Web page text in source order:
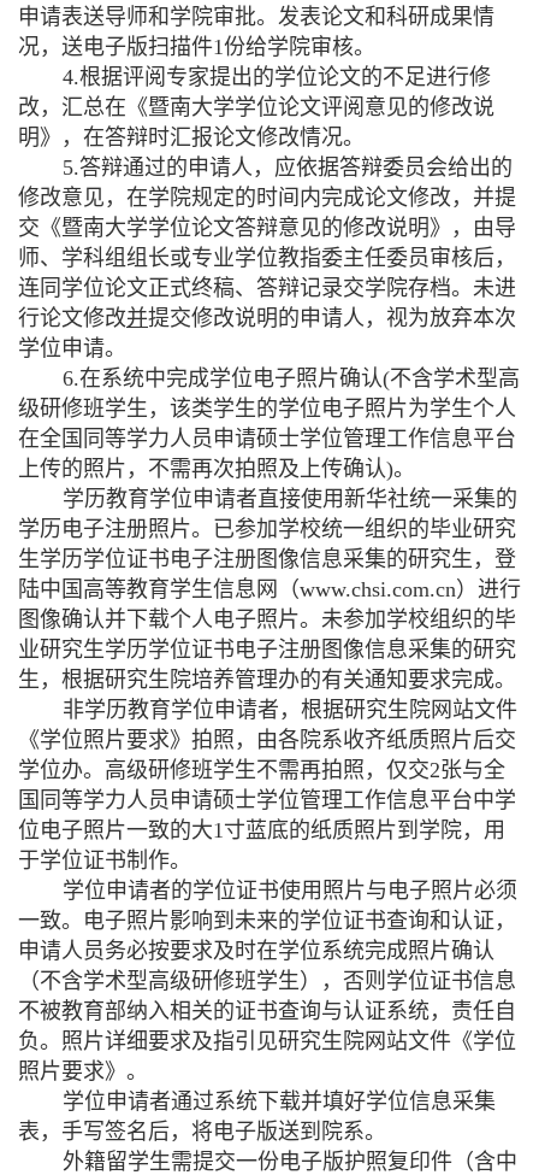
申请表送导师和学院审批。发表论文和科研成果情
况，送电子版扫描件1份给学院审核。
4.根据评阅专家提出的学位论文的不足进行修
改，汇总在《暨南大学学位论文评阅意见的修改说
明》，在答辩时汇报论文修改情况。
5.答辩通过的申请人，应依据答辩委员会给出的
修改意见，在学院规定的时间内完成论文修改，并提
交《暨南大学学位论文答辩意见的修改说明》，由导
师、学科组组长或专业学位教指委主任委员审核后，
连同学位论文正式终稿、答辩记录交学院存档。未进
行论文修改并提交修改说明的申请人，视为放弃本次
学位申请。
6.在系统中完成学位电子照片确认(不含学术型高
级研修班学生，该类学生的学位电子照片为学生个人
在全国同等学力人员申请硕士学位管理工作信息平台
上传的照片，不需再次拍照及上传确认)。
学历教育学位申请者直接使用新华社统一采集的
学历电子注册照片。已参加学校统一组织的毕业研究
生学历学位证书电子注册图像信息采集的研究生，登
陆中国高等教育学生信息网（www.chsi.com.cn）进行
图像确认并下载个人电子照片。未参加学校组织的毕
业研究生学历学位证书电子注册图像信息采集的研究
生，根据研究生院培养管理办的有关通知要求完成。
非学历教育学位申请者，根据研究生院网站文件
《学位照片要求》拍照，由各院系收齐纸质照片后交
学位办。高级研修班学生不需再拍照，仅交2张与全
国同等学力人员申请硕士学位管理工作信息平台中学
位电子照片一致的大1 寸蓝底的纸质照片到学院，用
于学位证书制作。
学位申请者的学位证书使用照片与电子照片必须
一致。电子照片影响到未来的学位证书查询和认证，
申请人员务必按要求及时在学位系统完成照片确认
（不含学术型高级研修班学生），否则学位证书信息
不被教育部纳入相关的证书查询与认证系统，责任自
负。照片详细要求及指引见研究生院网站文件《学位
照片要求》。
学位申请者通过系统下载并填好学位信息采集
表，手写签名后，将电子版送到院系。
外籍留学生需提交一份电子版护照复印件（含中